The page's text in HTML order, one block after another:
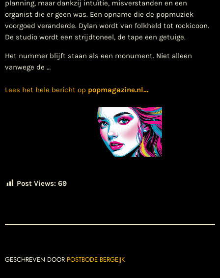
planning, maar dankzij intuïtie, misverstanden en een
organist die er geen was. Een opname die de popmuziek
voorgoed veranderde. Dylan wordt van folkheld tot rockicoon.
De studio wordt een strijdtoneel, de tape een getuige.
Het nummer blijft staan als een monument. Niet alleen
vanwege de …
Lees het hele bericht op popmagazine.nl…
Post Views: 69
GESCHREVEN DOOR POSTBODE BERGEIJK